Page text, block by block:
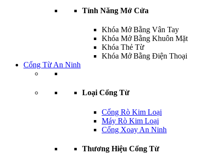
Tính Năng Mở Cửa
Khóa Mở Bằng Vân Tay
Khóa Mở Bằng Khuôn Mặt
Khóa Thẻ Từ
Khóa Mở Bằng Điện Thoại
Cổng Từ An Ninh
Loại Cổng Từ
Cổng Rò Kim Loại
Máy Rò Kim Loại
Cổng Xoay An Ninh
Thương Hiệu Cổng Từ